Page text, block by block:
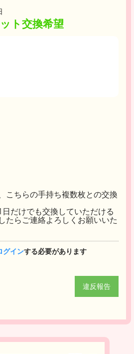
ト交換希望
こちらの手持ち複数枚との交換
だけでも交換していただける
たらご連絡よろしくお願いいた
グインする必要があります
違反報告